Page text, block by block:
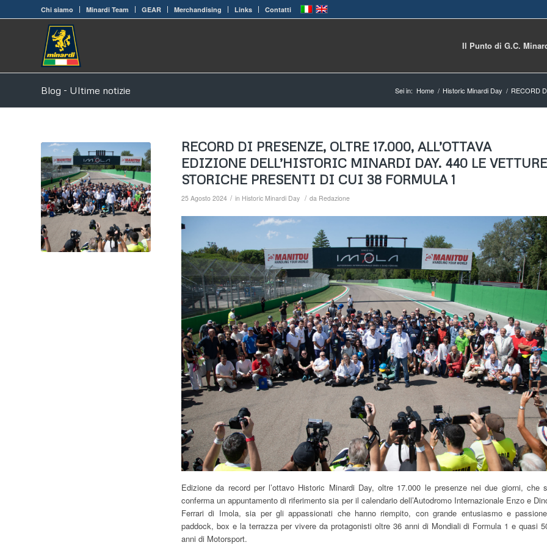
Chi siamo Minardi Team GEAR Merchandising Links Contatti
Il Punto di G.C.
Blog - Ultime notizie Sei in: Home / Historic Minardi Day / RECORD
RECORD DI PRESENZE, OLTRE 17.000, ALL’OTTAVA
EDIZIONE DELL’HISTORIC MINARDI DAY. 440 LE VETTURE
STORICHE PRESENTI DI CUI 38 FORMULA 1
25 Agosto 2024 / in Historic Minardi Day / da Redazione
Edizione da record per l’ottavo Historic Minardi Day, oltre 17.000 le presenze nei due giorni, che
conferma un appuntamento di riferimento sia per il calendario dell’Autodromo Internazionale Enzo e
Ferrari di Imola, sia per gli appassionati che hanno riempito, con grande entusiasmo e
paddock, box e la terrazza per vivere da protagonisti oltre 36 anni di Mondiali di Formula 1 e quasi
anni di Motorsport.